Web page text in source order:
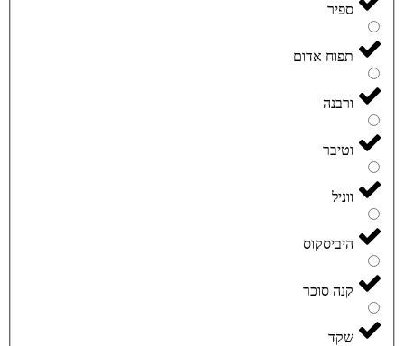
ספיר
תפוח אדום
ורבנה
וטיבר
ווניל
היביסקוס
קנה סוכר
שקד